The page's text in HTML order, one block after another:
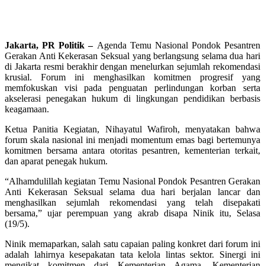
Jakarta, PR Politik – Agenda Temu Nasional Pondok Pesantren
Gerakan Anti Kekerasan Seksual yang berlangsung selama dua hari
di Jakarta resmi berakhir dengan menelurkan sejumlah rekomendasi
krusial. Forum ini menghasilkan komitmen progresif yang
memfokuskan visi pada penguatan perlindungan korban serta
akselerasi penegakan hukum di lingkungan pendidikan berbasis
keagamaan.
Ketua Panitia Kegiatan, Nihayatul Wafiroh, menyatakan bahwa
forum skala nasional ini menjadi momentum emas bagi bertemunya
komitmen bersama antara otoritas pesantren, kementerian terkait,
dan aparat penegak hukum.
“Alhamdulillah kegiatan Temu Nasional Pondok Pesantren Gerakan
Anti Kekerasan Seksual selama dua hari berjalan lancar dan
menghasilkan sejumlah rekomendasi yang telah disepakati
bersama,” ujar perempuan yang akrab disapa Ninik itu, Selasa
(19/5).
Ninik memaparkan, salah satu capaian paling konkret dari forum ini
adalah lahirnya kesepakatan tata kelola lintas sektor. Sinergi ini